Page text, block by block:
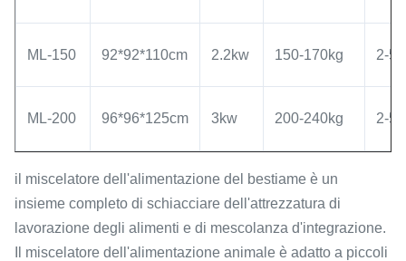
ML-150 92*92*110cm 2.2kw 150-170kg 2-5
ML-200 96*96*125cm 3kw 200-240kg 2-5
il miscelatore dell'alimentazione del bestiame è un
insieme completo di schiacciare dell'attrezzatura di
lavorazione degli alimenti e di mescolanza d'integrazione.
Il miscelatore dell'alimentazione animale è adatto a piccoli